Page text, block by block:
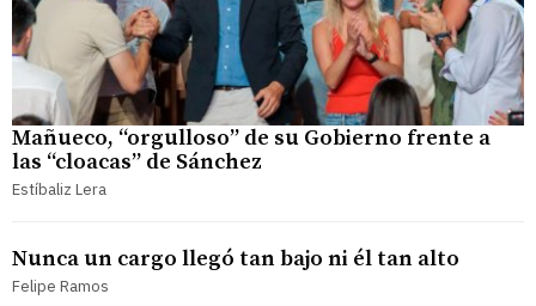
Mañueco, “orgulloso” de su Gobierno frente a
las “cloacas” de Sánchez
Estíbaliz Lera
Nunca un cargo llegó tan bajo ni él tan alto
Felipe Ramos